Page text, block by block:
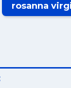
rosanna